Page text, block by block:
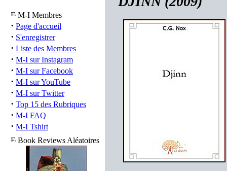
M-I Membres
· Page d'accueil
· S'enregistrer
· Liste des Membres
· M-I sur Instagram
· M-I sur Facebook
· M-I sur YouTube
· M-I sur Twitter
· Top 15 des Rubriques
· M-I FAQ
· M-I Tshirt
Book Reviews Aléatoires